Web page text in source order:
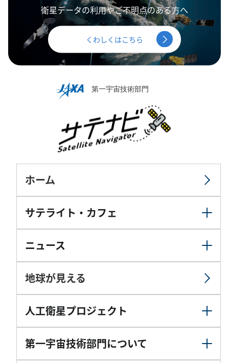
衛星データの利用やご不明点のある方へ
くわしくはこちら
ホーム
サテライト・カフェ
ニュース
地球が見える
人工衛星プロジェクト
第一宇宙技術部門について